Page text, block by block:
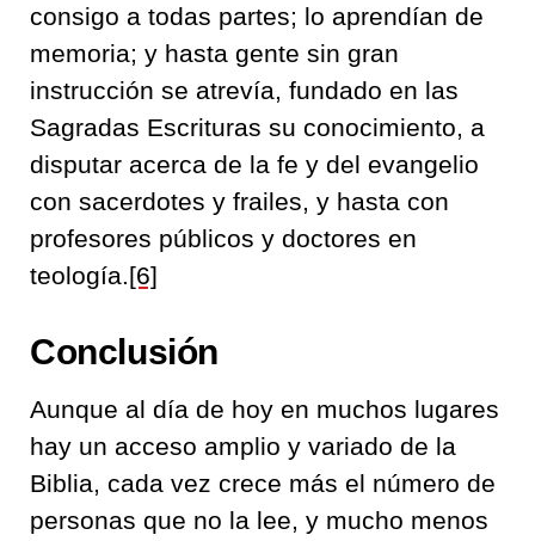
consigo a todas partes; lo aprendían de
memoria; y hasta gente sin gran
instrucción se atrevía, fundado en las
Sagradas Escrituras su conocimiento, a
disputar acerca de la fe y del evangelio
con sacerdotes y frailes, y hasta con
profesores públicos y doctores en
teología. [6]
Conclusión
Aunque al día de hoy en muchos lugares
hay un acceso amplio y variado de la
Biblia, cada vez crece más el número de
personas que no la lee, y mucho menos